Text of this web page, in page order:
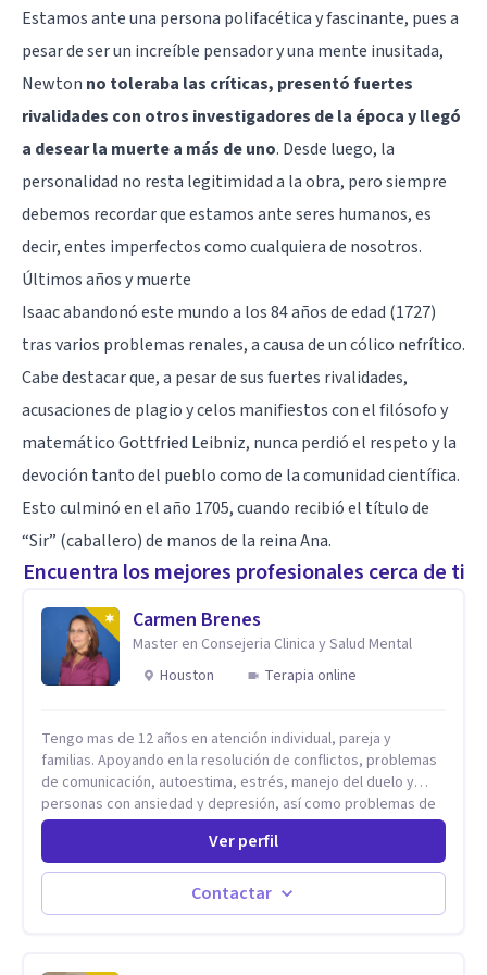
Estamos ante una persona polifacética y fascinante, pues a
pesar de ser un increíble pensador y una mente inusitada,
Newton no toleraba las críticas, presentó fuertes
rivalidades con otros investigadores de la época y llegó
a desear la muerte a más de uno. Desde luego, la
personalidad no resta legitimidad a la obra, pero siempre
debemos recordar que estamos ante seres humanos, es
decir, entes imperfectos como cualquiera de nosotros.
Últimos años y muerte
Isaac abandonó este mundo a los 84 años de edad (1727)
tras varios problemas renales, a causa de un cólico nefrítico.
Cabe destacar que, a pesar de sus fuertes rivalidades,
acusaciones de plagio y celos manifiestos con el filósofo y
matemático Gottfried Leibniz, nunca perdió el respeto y la
devoción tanto del pueblo como de la comunidad científica.
Esto culminó en el año 1705, cuando recibió el título de
“Sir” (caballero) de manos de la reina Ana.
Encuentra los mejores profesionales cerca de ti
Carmen Brenes
Master en Consejeria Clinica y Salud Mental
Houston
Terapia online
Tengo mas de 12 años en atención individual, pareja y
familias. Apoyando en la resolución de conflictos, problemas
de comunicación, autoestima, estrés, manejo del duelo y
personas con ansiedad y depresión, así como problemas de
conducta y comportamiento. Desarrollo de personas
Estableciendo metas a corto y largo plazo, es vital para la
vida de cada uno tener su propia vision.
Ver perfil
Contactar